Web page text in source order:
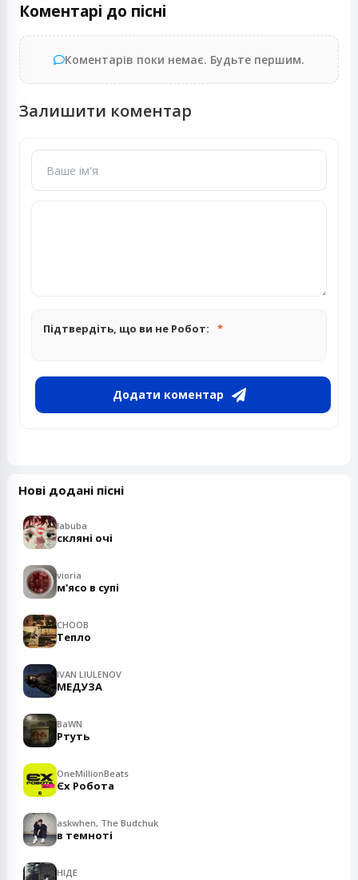
Коментарі до пісні
Коментарів поки немає. Будьте першим.
Залишити коментар
Підтвердіть, що ви не Робот:
Додати коментар
Нові додані пісні
labuba
скляні очі
vioria
м'ясо в супі
CHOOB
Тепло
IVAN LIULENOV
МЕДУЗА
BaWN
Ртуть
OneMillionBeats
Єх Робота
askwhen, The Budchuk
в темноті
НІДЕ